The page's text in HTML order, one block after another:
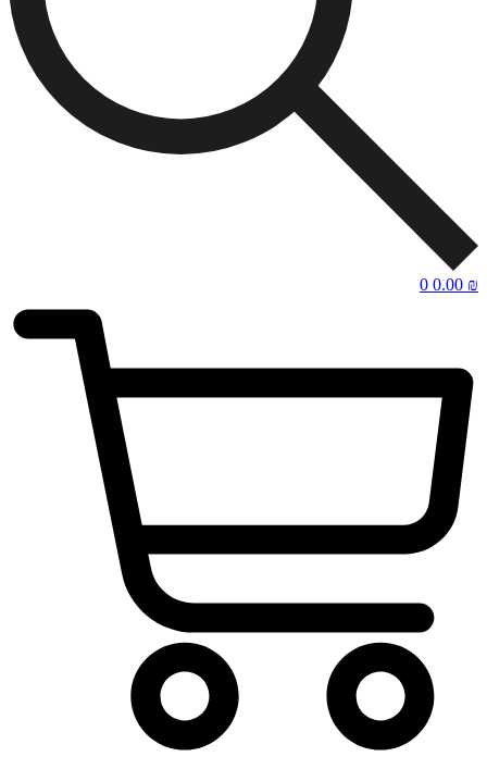
0.00 ₪
0